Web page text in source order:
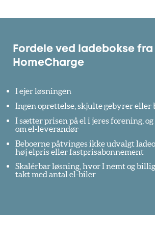
Fordele ved ladebokse fra
HomeCharge
I ejer løsningen
Ingen oprettelse, skjulte gebyrer eller
I sætter prisen på el i jeres forening,
om el-leverandør
Beboerne påtvinges ikke udvalgt
høj elpris eller fastprisabonnement
Skalérbar løsning, hvor I nemt og
takt med antal el-biler